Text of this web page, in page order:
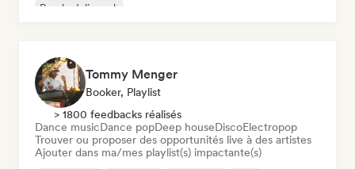
Psychedelic rock
Tommy Menger
Booker, Playlist
> 1800 feedbacks réalisés
Dance musicDance popDeep houseDiscoElectropop
Trouver ou proposer des opportunités live à des artistes
Ajouter dans ma/mes playlist(s) impactante(s)